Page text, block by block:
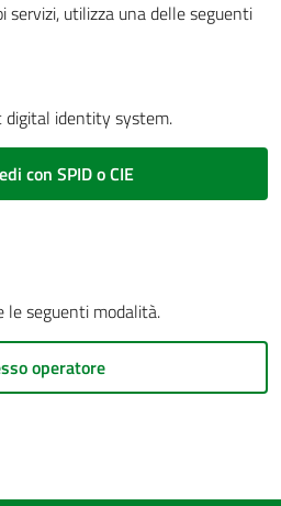
servizi, utilizza una delle seguenti
digital identity system.
con SPID o CIE
le seguenti modalità.
operatore